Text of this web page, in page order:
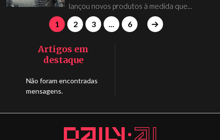
lançou novos produtos à medida que...
1 2 3 ... 6
Artigos em
destaque
Não foram encontradas
mensagens.